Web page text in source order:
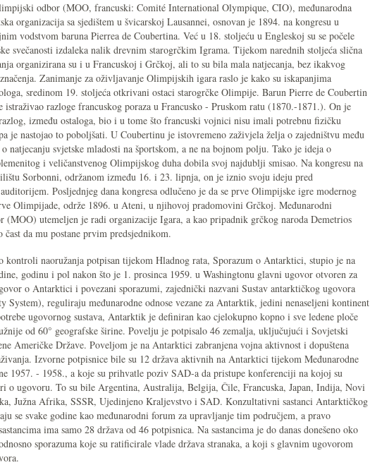
odbor (MOO, francuski: Comité International Olympique, CIO), međunarodna
organizacija sa sjedištem u švicarskoj Lausannei, osnovan je 1894. na kongresu u
vodstvom baruna Pierrea de Coubertina. Već u 18. stoljeću u Engleskoj su se počele
svečanosti izdaleka nalik drevnim starogrčkim Igrama. Tijekom narednih stoljeća slična
organizirana su i u Francuskoj i Grčkoj, ali to su bila mala natjecanja, bez ikakvog
Zanimanje za oživljavanje Olimpijskih igara raslo je kako su iskapanjima
sredinom 19. stoljeća otkrivani ostaci starogrčke Olimpije. Barun Pierre de Coubertin
istraživao razloge francuskog poraza u Francusko - Pruskom ratu (1870.-1871.). On je
između ostaloga, bio i u tome što francuski vojnici nisu imali potrebnu fizičku
je nastojao to poboljšati. U Coubertinu je istovremeno zaživjela želja o zajedništvu među
natjecanju svjetske mladosti na športskom, a ne na bojnom polju. Tako je ideja o
i veličanstvenog Olimpijskog duha dobila svoj najdublji smisao. Na kongresu na
Sorbonni, održanom između 16. i 23. lipnja, on je iznio svoju ideju pred
Posljednjeg dana kongresa odlučeno je da se prve Olimpijske igre modernog
Olimpijade, održe 1896. u Ateni, u njihovoj pradomovini Grčkoj. Međunarodni
(MOO) utemeljen je radi organizacije Igara, a kao pripadnik grčkog naroda Demetrios
čast da mu postane prvim predsjednikom.
kontroli naoružanja potpisan tijekom Hladnog rata, Sporazum o Antarktici, stupio je na
godinu i pol nakon što je 1. prosinca 1959. u Washingtonu glavni ugovor otvoren za
o Antarktici i povezani sporazumi, zajednički nazvani Sustav antarktičkog ugovora
System), reguliraju međunarodne odnose vezane za Antarktik, jedini nenaseljeni kontinent
ugovornog sustava, Antarktik je definiran kao cjelokupno kopno i sve ledene ploče
od 60° geografske širine. Povelju je potpisalo 46 zemalja, uključujući i Sovjetski
Američke Države. Poveljom je na Antarktici zabranjena vojna aktivnost i dopuštena
Izvorne potpisnice bile su 12 država aktivnih na Antarktici tijekom Međunarodne
1957. - 1958., a koje su prihvatle poziv SAD-a da pristupe konferenciji na kojoj su
o ugovoru. To su bile Argentina, Australija, Belgija, Čile, Francuska, Japan, Indija, Novi
Južna Afrika, SSSR, Ujedinjeno Kraljevstvo i SAD. Konzultativni sastanci Antarktičkog
se svake godine kao međunarodni forum za upravljanje tim područjem, a pravo
ima samo 28 država od 46 potpisnica. Na sastancima je do danas donešeno oko
sporazuma koje su ratificirale vlade država stranaka, a koji s glavnim ugovorom